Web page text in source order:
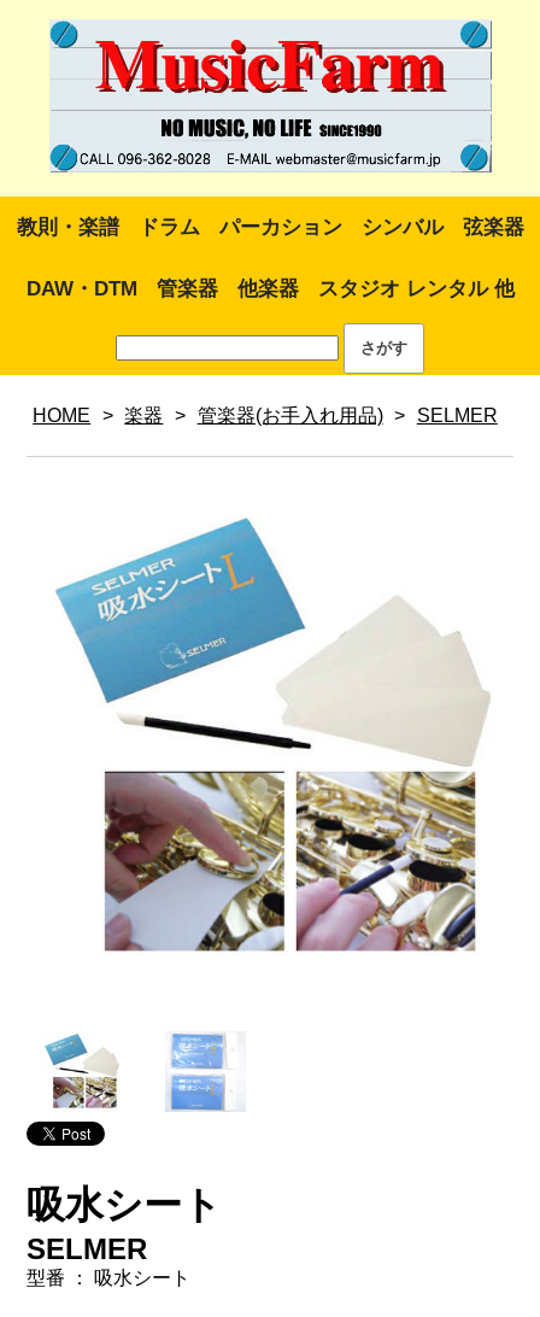
教則・楽譜 ドラム パーカション シンバル 弦楽器
DAW・DTM 管楽器 他楽器 スタジオ レンタル 他
HOME > 楽器 > 管楽器(お手入れ用品) > SELMER
吸水シート
SELMER
型番 ： 吸水シート